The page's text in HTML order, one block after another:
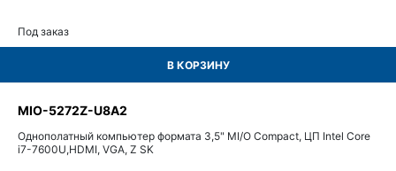
Под заказ
В КОРЗИНУ
MIO-5272Z-U8A2
Однополатный компьютер формата 3,5" MI/O Compact, ЦП Intel Core
i7-7600U,HDMI, VGA, Z SK